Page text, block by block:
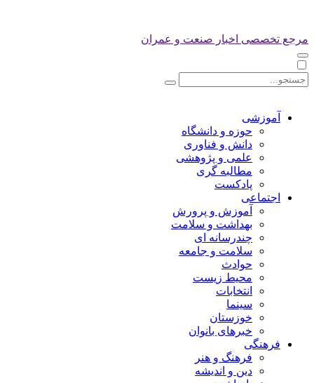
مرجع تخصصی اخبار صنعت و عمران
آموزشی
حوزه و دانشگاه
دانش و فناوری
علمی و پژوهشی
مطالبه گری
پادکست
اجتماعی
آموزش و پرورش
بهداشت و سلامت
چندرسانه ای
سلامت و جامعه
حوادث
محیط زیست
انتخابات
سینما
خوزستان
خبرهای بانوان
فرهنگی
فرهنگ و هنر
دین و اندیشه